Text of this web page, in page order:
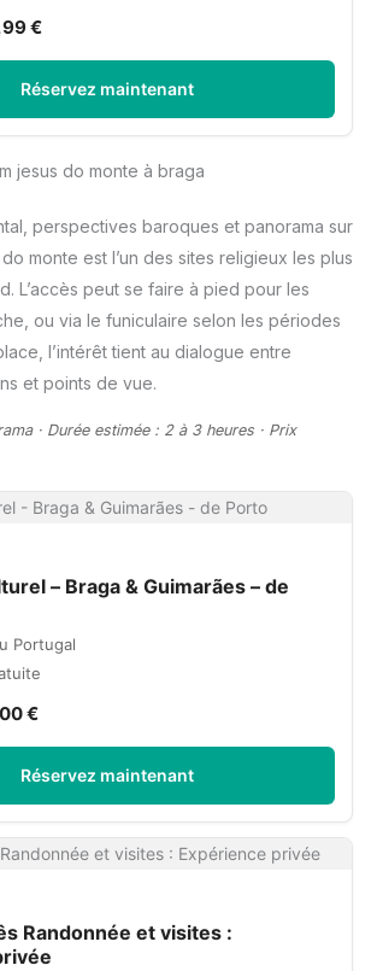
€
Réservez maintenant
jesus do monte à braga
perspectives baroques et panorama sur
monte est l’un des sites religieux les plus
L’accès peut se faire à pied pour les
ou via le funiculaire selon les périodes
l’intérêt tient au dialogue entre
et points de vue.
· Durée estimée : 2 à 3 heures · Prix
– Braga & Guimarães – de
Portugal
€
Réservez maintenant
Randonnée et visites :